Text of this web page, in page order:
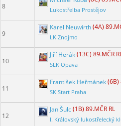
8 Lukostřelba Prostějov
9
Karel Neuwirth(4A)
LK Znojmo
10
Jiří Herák(13C) 89.MČR
SLK Opava
11
František Heřmánek(6B)
SK Start Praha
12
Jan Šulc(1B) 89.MČR RL
I. Královský lukostřelecký